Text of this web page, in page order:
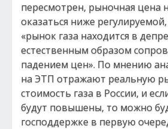
пересмотрен, рыночная цена
оказаться ниже
«рынок газа находится в
естественным образом
падением цен». По мнению
на ЭТП отражают реальную
стоимость газа в России, и
будут повышены, то можно
господдержке в первую